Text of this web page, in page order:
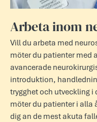
Arbeta inom
Vill du arbeta med
möter du patienter med
avancerade
introduktion,
trygghet och utveckling i
möter du patient­er i alla
dig an de mest akuta